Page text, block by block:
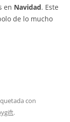
en Navidad. Este
de lo mucho
con
.